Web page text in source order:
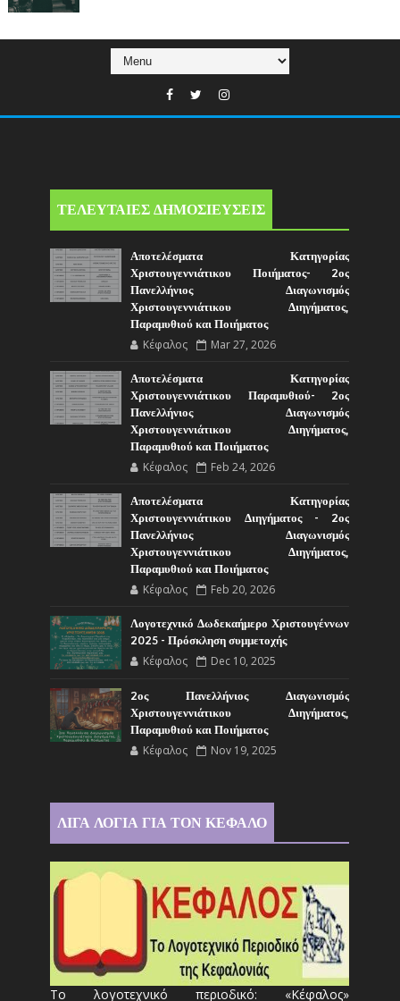
ΤΕΛΕΥΤΑΙΕΣ ΔΗΜΟΣΙΕΥΣΕΙΣ
Αποτελέσματα Κατηγορίας
Χριστουγεννιάτικου Ποιήματος- 2ος
Πανελλήνιος Διαγωνισμός
Χριστουγεννιάτικου Διηγήματος,
Παραμυθιού και Ποιήματος
Κέφαλος Mar 27, 2026
Αποτελέσματα Κατηγορίας
Χριστουγεννιάτικου Παραμυθιού- 2ος
Πανελλήνιος Διαγωνισμός
Χριστουγεννιάτικου Διηγήματος,
Παραμυθιού και Ποιήματος
Κέφαλος Feb 24, 2026
Αποτελέσματα Κατηγορίας
Χριστουγεννιάτικου Διηγήματος - 2ος
Πανελλήνιος Διαγωνισμός
Χριστουγεννιάτικου Διηγήματος,
Παραμυθιού και Ποιήματος
Κέφαλος Feb 20, 2026
Λογοτεχνικό Δωδεκαήμερο Χριστουγέννων
2025 - Πρόσκληση συμμετοχής
Κέφαλος Dec 10, 2025
2ος Πανελλήνιος Διαγωνισμός
Χριστουγεννιάτικου Διηγήματος,
Παραμυθιού και Ποιήματος
Κέφαλος Nov 19, 2025
ΛΙΓΑ ΛΟΓΙΑ ΓΙΑ ΤΟΝ ΚΕΦΑΛΟ
Το λογοτεχνικό περιοδικό: «Κέφαλος»